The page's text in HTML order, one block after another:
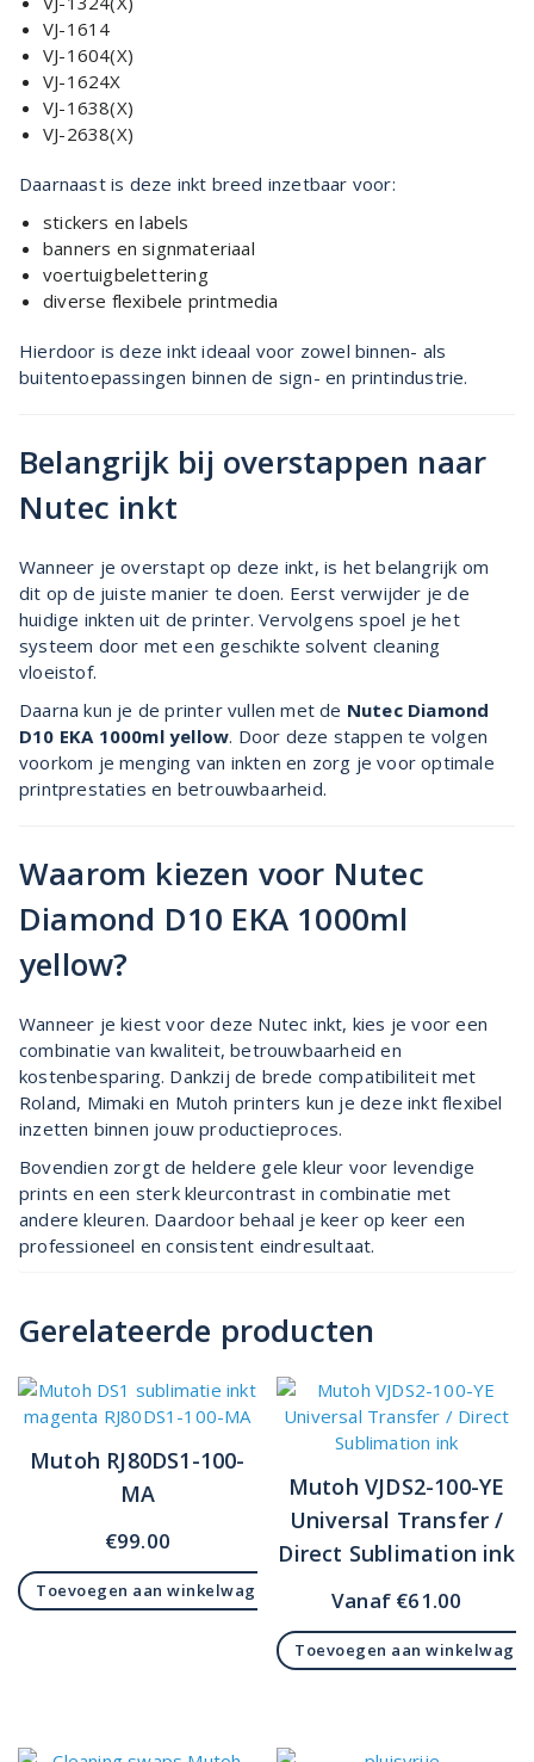
VJ-1614
VJ-1604(X)
VJ-1624X
VJ-1638(X)
VJ-2638(X)
Daarnaast is deze inkt breed inzetbaar voor:
stickers en labels
banners en signmateriaal
voertuigbelettering
diverse flexibele printmedia
Hierdoor is deze inkt ideaal voor zowel binnen- als
buitentoepassingen binnen de sign- en printindustrie.
Belangrijk bij overstappen naar
Nutec inkt
Wanneer je overstapt op deze inkt, is het belangrijk om
dit op de juiste manier te doen. Eerst verwijder je de
huidige inkten uit de printer. Vervolgens spoel je het
systeem door met een geschikte solvent cleaning
vloeistof.
Daarna kun je de printer vullen met de Nutec Diamond
D10 EKA 1000ml yellow. Door deze stappen te volgen
voorkom je menging van inkten en zorg je voor optimale
printprestaties en betrouwbaarheid.
Waarom kiezen voor Nutec
Diamond D10 EKA 1000ml
yellow?
Wanneer je kiest voor deze Nutec inkt, kies je voor een
combinatie van kwaliteit, betrouwbaarheid en
kostenbesparing. Dankzij de brede compatibiliteit met
Roland, Mimaki en Mutoh printers kun je deze inkt flexibel
inzetten binnen jouw productieproces.
Bovendien zorgt de heldere gele kleur voor levendige
prints en een sterk kleurcontrast in combinatie met
andere kleuren. Daardoor behaal je keer op keer een
professioneel en consistent eindresultaat.
Gerelateerde producten
Mutoh RJ80DS1-100-
MA
€99.00
Toevoegen aan winkelwagen
Mutoh VJDS2-100-YE
Universal Transfer /
Direct Sublimation ink
Vanaf €61.00
Toevoegen aan winkelwagen